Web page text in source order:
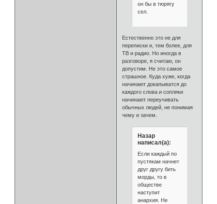
он бы в тюрягу
сел.
Естественно это не для
переписки и, тем более, для
ТВ и радио. Но иногда в
разговоре, я считаю, он
допустим. Не это самое
страшное. Куда хуже, когда
начинают докапыватся до
каждого слова и сопляки
начинают переучивать
обычных людей, не понимая
чему и зачем.
Назар
написал(а):
Если каждый по
пустякам начнет
друг другу бить
морды, то в
обществе
наступит
анархия. Не